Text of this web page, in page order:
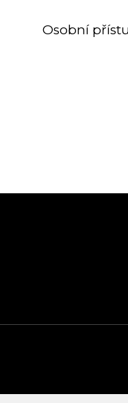
Osobní